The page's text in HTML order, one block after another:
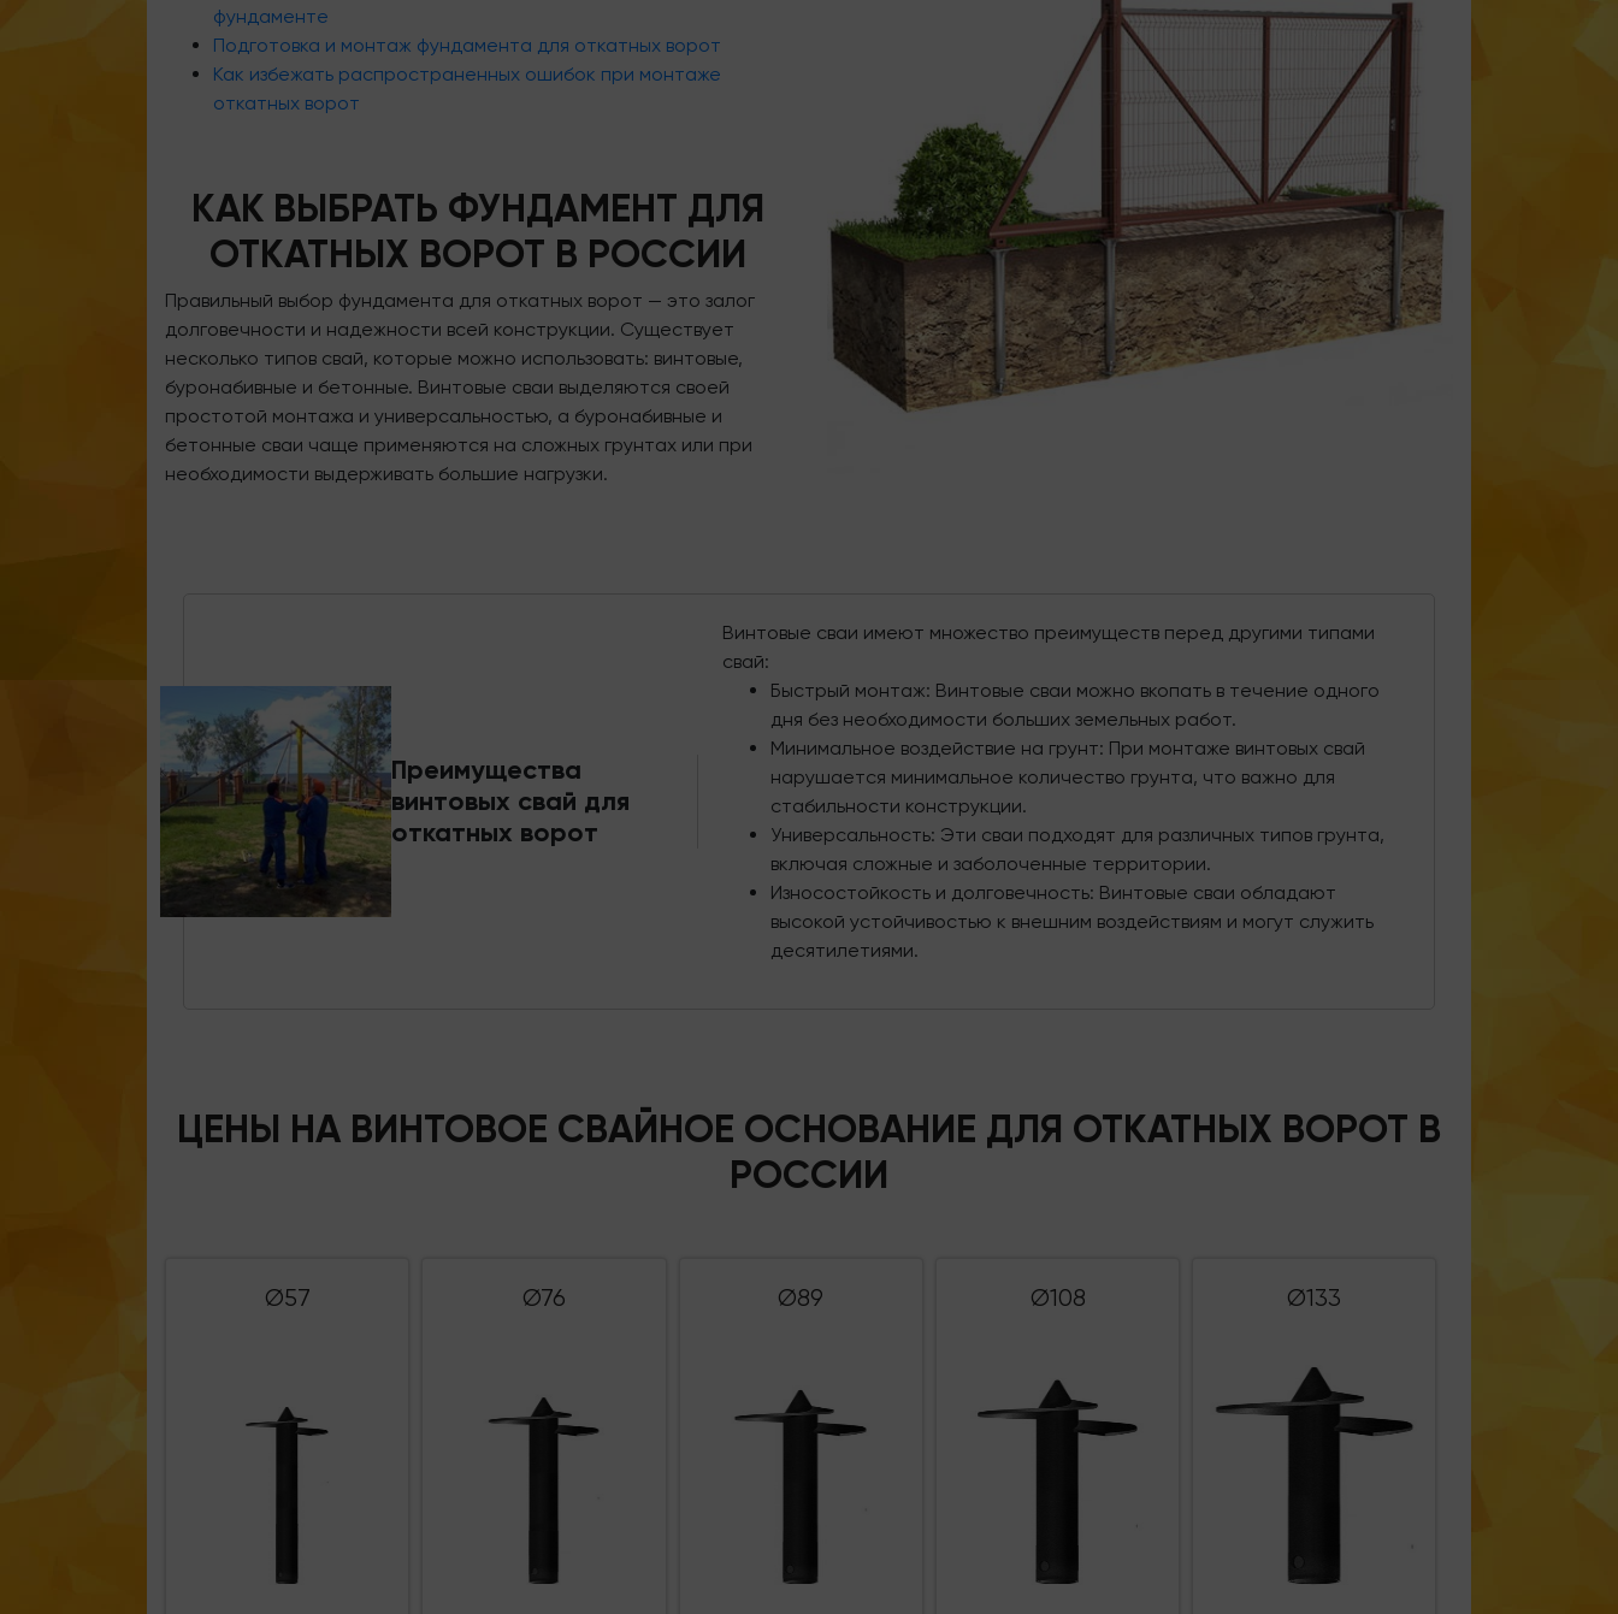
фундаменте
Подготовка и монтаж фундамента для откатных ворот
Как избежать распространенных ошибок при монтаже
откатных ворот
КАК ВЫБРАТЬ ФУНДАМЕНТ ДЛЯ
ОТКАТНЫХ ВОРОТ В РОССИИ
Правильный выбор фундамента для откатных ворот — это залог
долговечности и надежности всей конструкции. Существует
несколько типов свай, которые можно использовать: винтовые,
буронабивные и бетонные. Винтовые сваи выделяются своей
простотой монтажа и универсальностью, а буронабивные и
бетонные сваи чаще применяются на сложных грунтах или при
необходимости выдерживать большие нагрузки.
Преимущества
винтовых свай для
откатных ворот
Винтовые сваи имеют множество преимуществ перед другими типами
свай:
Быстрый монтаж: Винтовые сваи можно вкопать в течение одного
дня без необходимости больших земельных работ.
Минимальное воздействие на грунт: При монтаже винтовых свай
нарушается минимальное количество грунта, что важно для
стабильности конструкции.
Универсальность: Эти сваи подходят для различных типов грунта,
включая сложные и заболоченные территории.
Износостойкость и долговечность: Винтовые сваи обладают
высокой устойчивостью к внешним воздействиям и могут служить
десятилетиями.
ЦЕНЫ НА ВИНТОВОЕ СВАЙНОЕ ОСНОВАНИЕ ДЛЯ ОТКАТНЫХ ВОРОТ В
РОССИИ
Ø57 Ø76 Ø89 Ø108 Ø133